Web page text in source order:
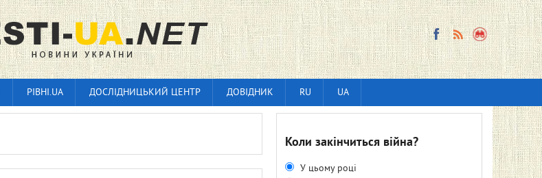
РІВНІ.UA ДОСЛІДНИЦЬКИЙ ЦЕНТР ДОВІДНИК RU UA
Коли закінчиться війна?
У цьому році